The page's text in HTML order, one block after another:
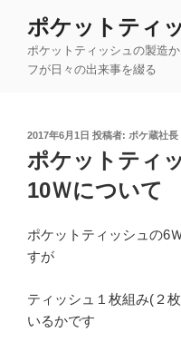
ポケットティ
ポケットティッシュの製造
フが日々の出来事を綴る
投
日:
2017年6月1日 投稿者: ポケ蔵社長
ポケットティ
10Ｗについて
ポケットティッシュの6
すが
ティッシュ１枚組み(２
いるかです